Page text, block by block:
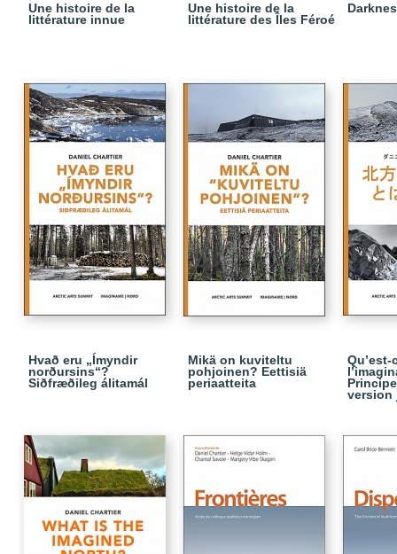
Une histoire de la
littérature innue
Une histoire de la
littérature des Îles Féroé
Hvað eru „Ímyndir
norðursins“?
Siðfræðileg álitamál
Mikä on kuviteltu
pohjoinen? Eettisiä
periaatteita
Qu’est-
version